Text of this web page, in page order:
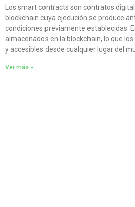
Los smart contracts son contratos
blockchain cuya ejecución se produce
condiciones previamente establecidas.
almacenados en la blockchain, lo que
y accesibles desde cualquier lugar del
Ver más »